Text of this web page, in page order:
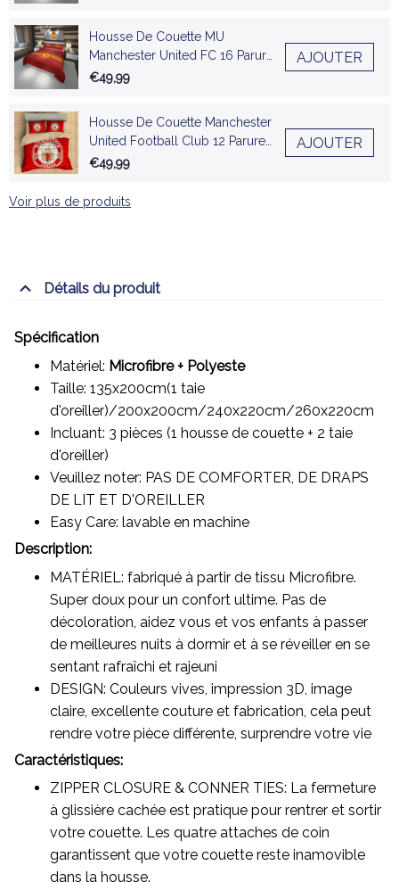
Housse De Couette MU
Manchester United FC 16 Parure
de lit Ensemble De Literie
€49,99
AJOUTER
Housse De Couette Manchester
United Football Club 12 Parure
de lit Ensemble De Literie
€49,99
AJOUTER
Voir plus de produits
Détails du produit
Spécification
Matériel: Microfibre + Polyeste
Taille: 135x200cm(1 taie
d'oreiller)/200x200cm/240x220cm/260x220cm
Incluant: 3 pièces (1 housse de couette + 2 taie
d'oreiller)
Veuillez noter: PAS DE COMFORTER, DE DRAPS
DE LIT ET D'OREILLER
Easy Care: lavable en machine
Description:
MATÉRIEL: fabriqué à partir de tissu Microfibre.
Super doux pour un confort ultime. Pas de
décoloration, aidez vous et vos enfants à passer
de meilleures nuits à dormir et à se réveiller en se
sentant rafraîchi et rajeuni
DESIGN: Couleurs vives, impression 3D, image
claire, excellente couture et fabrication, cela peut
rendre votre pièce différente, surprendre votre vie
Caractéristiques:
ZIPPER CLOSURE & CONNER TIES: La fermeture
à glissière cachée est pratique pour rentrer et sortir
votre couette. Les quatre attaches de coin
garantissent que votre couette reste inamovible
dans la housse.